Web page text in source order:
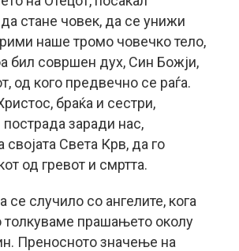
стане човек, да се унижи
наше тромо човечко тело,
бил совршен дух, Син Божји,
од кого предвечно се раѓа.
браќа и сестри,
заради нас,
својата Света Крв, да го
од гревот и смртта.
се случило со ангелите, кога
толкуваме прашањето околу
Преносното значење на